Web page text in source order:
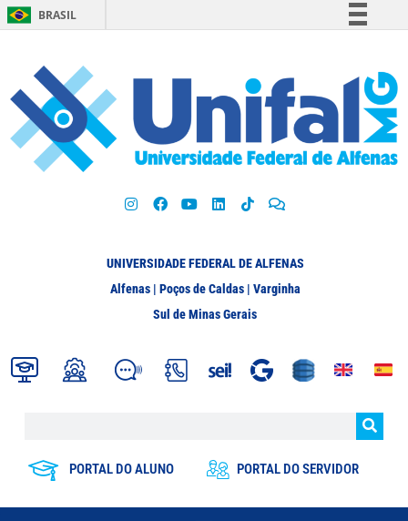
BRASIL
Participe
Acesso à informação
Legislação
UNIVERSIDADE FEDERAL DE ALFENAS
Alfenas | Poços de Caldas | Varginha
Sul de Minas Gerais
PORTAL DO ALUNO PORTAL DO SERVIDOR